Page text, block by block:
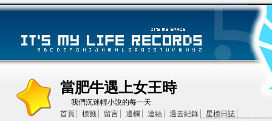
當肥牛遇上女王時
我們沉迷輕小說的每一天
首頁
標籤 留言 邊欄 連結 過去紀錄 星標日誌